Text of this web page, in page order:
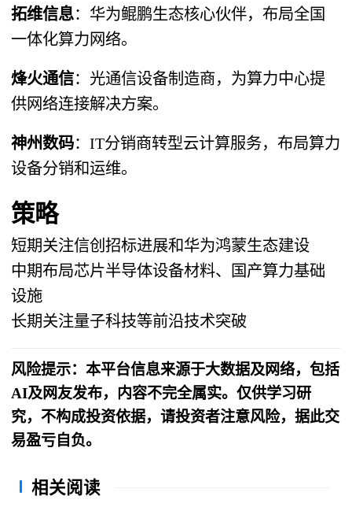
拓维信息​：华为鲲鹏生态核心伙伴，布局全国
一体化算力网络。
烽火通信​：光通信设备制造商，为算力中心提
供网络连接解决方案。
神州数码​：IT分销商转型云计算服务，布局算力
设备分销和运维。
策略
短期关注信创招标进展和华为鸿蒙生态建设
中期布局芯片半导体设备材料、国产算力基础
设施
长期关注量子科技等前沿技术突破
风险提示：本平台信息来源于大数据及网络，包括
AI及网友发布，内容不完全属实。仅供学习研
究，不构成投资依据，请投资者注意风险，据此交
易盈亏自负。
相关阅读